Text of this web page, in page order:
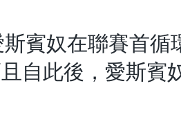
賓奴在聯賽首循
自此後，愛斯賓